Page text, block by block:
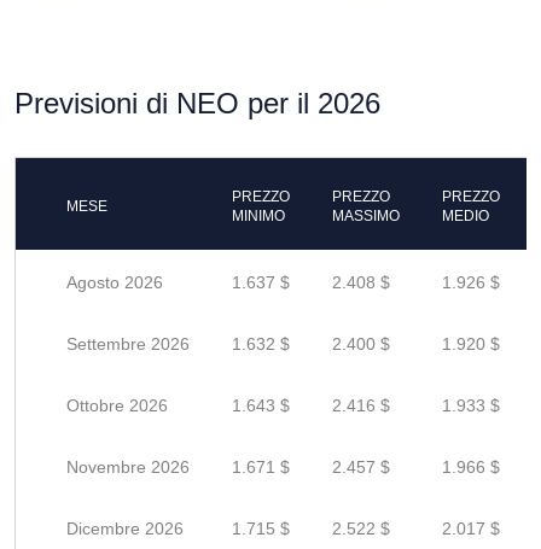
Previsioni di NEO per il 2026
MESE
PREZZO
MINIMO
PREZZO
MASSIMO
PREZZO
MEDIO
Agosto 2026 1.637 $ 2.408 $ 1.926 $
Settembre 2026 1.632 $ 2.400 $ 1.920 $
Ottobre 2026 1.643 $ 2.416 $ 1.933 $
Novembre 2026 1.671 $ 2.457 $ 1.966 $
Dicembre 2026 1.715 $ 2.522 $ 2.017 $